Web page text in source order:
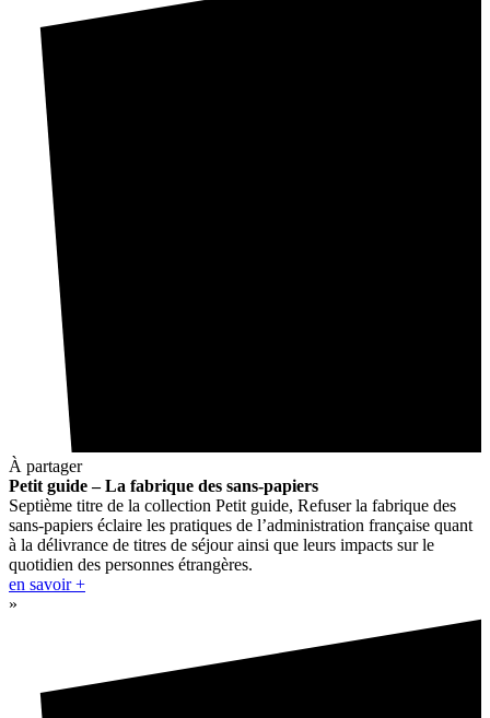
À partager
Petit guide – La fabrique des sans-papiers
Septième titre de la collection Petit guide, Refuser la fabrique des
sans-papiers éclaire les pratiques de l’administration française quant
à la délivrance de titres de séjour ainsi que leurs impacts sur le
quotidien des personnes étrangères.
en savoir +
»